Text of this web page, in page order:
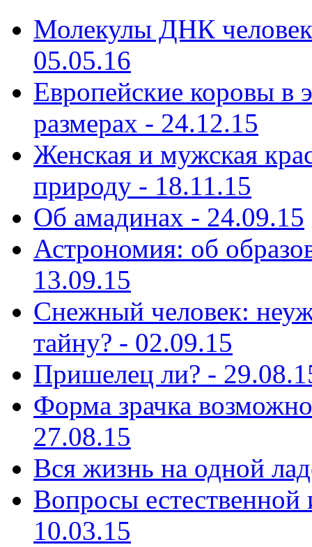
Молекулы ДНК
05.05.16
Европейские коровы в
размерах - 24.12.15
Женская и мужская
природу - 18.11.15
Об амадинах - 24.09.15
Астрономия: об
13.09.15
Снежный человек:
тайну? - 02.09.15
Пришелец ли? -
Форма зрачка
27.08.15
Вся жизнь на одной
Вопросы естественной
10.03.15